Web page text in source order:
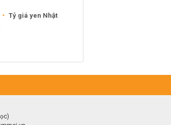
Tỷ giá yen Nhật